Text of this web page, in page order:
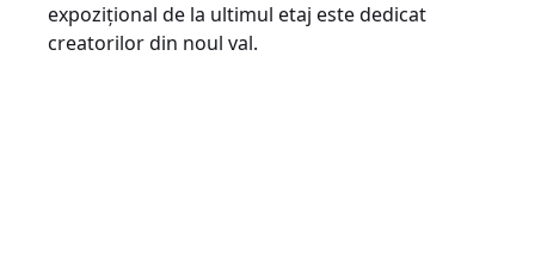
expozițional de la ultimul etaj este dedicat
creatorilor din noul val.